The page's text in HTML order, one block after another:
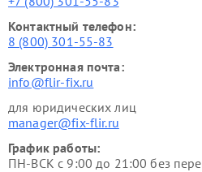
Контактный телефон:
8 (800) 301-55-83
Электронная почта:
info@flir-fix.ru
для юридических лиц
manager@fix-flir.ru
График работы:
ПН-ВСК с 9:00 до 21:00 без